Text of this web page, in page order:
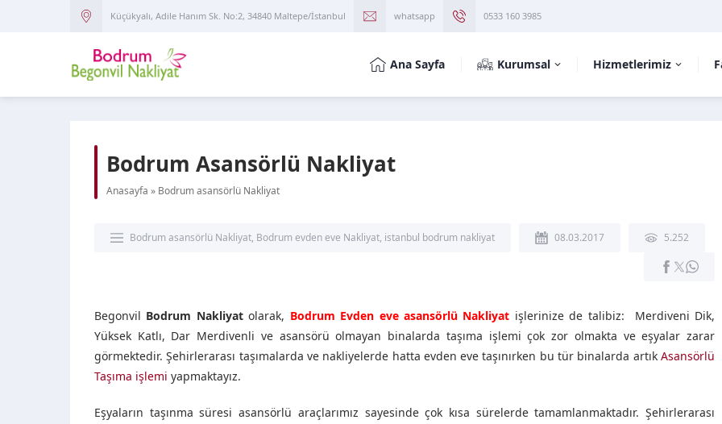
Küçükyalı, Adile Hanım Sk. No:2, 34840 Maltepe/İstanbul whatsapp 0533 160 3985
Ana Sayfa Kurumsal Hizmetlerimiz
Bodrum Asansörlü Nakliyat
Anasayfa » Bodrum asansörlü Nakliyat
Bodrum asansörlü Nakliyat, Bodrum evden eve Nakliyat, istanbul bodrum nakliyat 08.03.2017 5.252
Begonvil Bodrum Nakliyatolarak, Bodrum Evden eve asansörlü Nakliyat işlerinize de talibiz: Merdiveni Dik,
Yüksek Katlı, Dar Merdivenli ve asansörü olmayan binalarda taşıma işlemi çok zor olmakta ve eşyalar zarar
görmektedir. Şehirlerarası taşımalarda ve nakliyelerde hatta evden eve taşınırken bu tür binalarda artıkAsansörlü
Taşıma işlemi yapmaktayız.
Eşyaların taşınma süresi asansörlü araçlarımız sayesinde çok kısa sürelerde tamamlanmaktadır. Şehirlerarası